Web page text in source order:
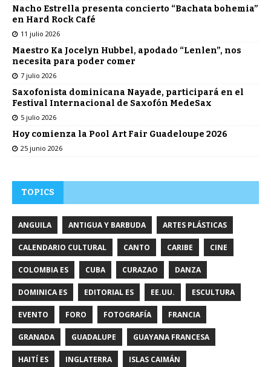
Nacho Estrella presenta concierto “Bachata bohemia”
en Hard Rock Café
11 julio 2026
Maestro Ka Jocelyn Hubbel, apodado “Lenlen”, nos
necesita para poder comer
7 julio 2026
Saxofonista dominicana Nayade, participará en el
Festival Internacional de Saxofón MedeSax
5 julio 2026
Hoy comienza la Pool Art Fair Guadeloupe 2026
25 junio 2026
TOPICS
ANGUILA ANTIGUA Y BARBUDA ARTES PLÁSTICAS
CALENDARIO CULTURAL CANTO CARIBE CINE
COLOMBIA ES CUBA CURAZAO DANZA
DOMINICA ES EDITORIAL ES EE.UU. ESCULTURA
EVENTO FORO FOTOGRAFÍA FRANCIA
GRANADA GUADALUPE GUAYANA FRANCESA
HAITÍ ES INGLATERRA ISLAS CAIMÁN